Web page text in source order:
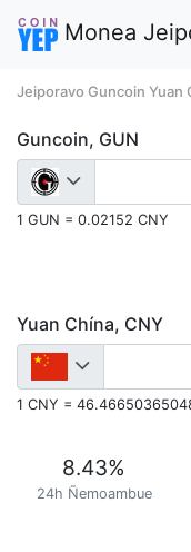
Monea
Jeiporavo Guncoin Yuan
Guncoin, GUN
1 GUN = 0.02152 CNY
Yuan Chína, CNY
1 CNY =
8.43%
24h Ñemoambue